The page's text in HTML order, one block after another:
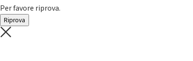
Per favore riprova.
Riprova